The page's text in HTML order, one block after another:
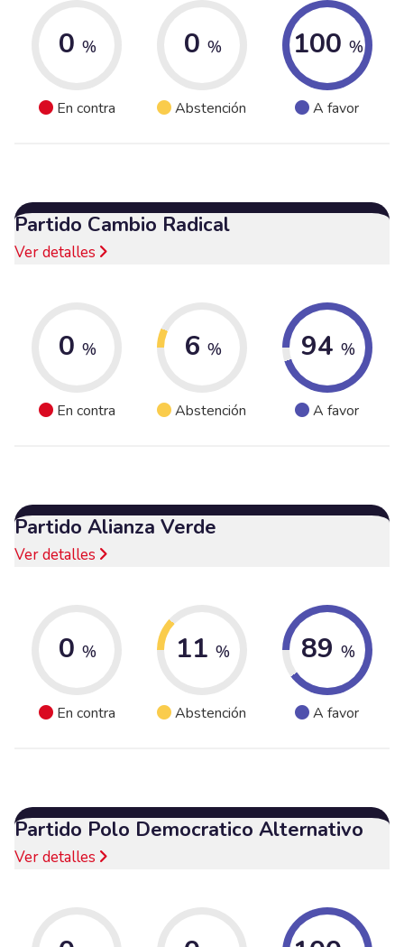
0 %
En contra
0 %
Abstención
100 %
A favor
Partido Cambio Radical
Ver detalles
0 %
En contra
6 %
Abstención
94 %
A favor
Partido Alianza Verde
Ver detalles
0 %
En contra
11 %
Abstención
89 %
A favor
Partido Polo Democratico Alternativo
Ver detalles